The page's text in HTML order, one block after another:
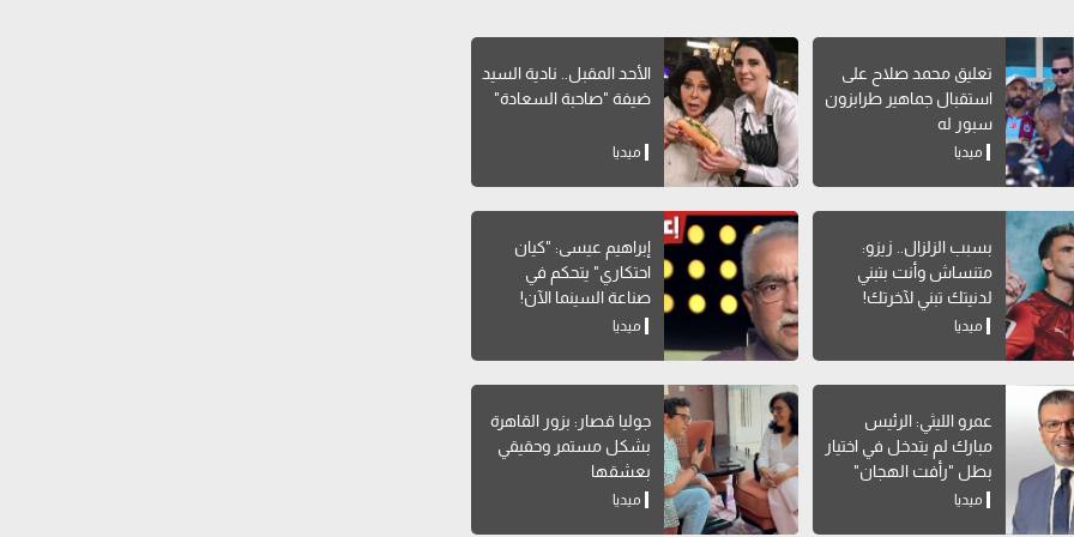
تعليق محمد صلاح على
استقبال جماهير طرابزون
سبور له
ميديا
الأحد المقبل.. نادية السيد
ضيفة "صاحبة السعادة"
ميديا
بسبب الزلزال.. زيزو:
متنساش وأنت بتبني
لدنيتك تبني لآخرتك!
ميديا
إبراهيم عيسى: "كيان
احتكاري" يتحكم في
صناعة السينما الآن!
ميديا
عمرو الليثي: الرئيس
مبارك لم يتدخل في اختيار
بطل "رأفت الهجان"
ميديا
جوليا قصار: بزور القاهرة
بشكل مستمر وحقيقي
بعشقها
ميديا